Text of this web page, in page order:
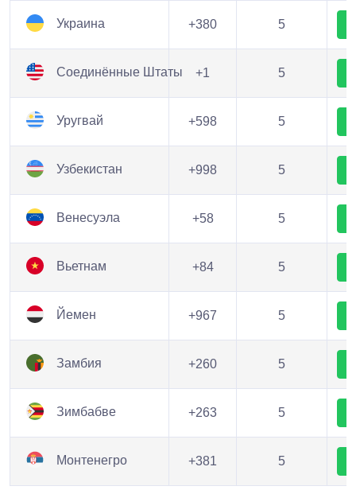
Украина +380 5
Соединённые Штаты +1 5
Уругвай +598 5
Узбекистан +998 5
Венесуэла +58 5
Вьетнам +84 5
Йемен +967 5
Замбия +260 5
Зимбабве +263 5
Монтенегро +381 5